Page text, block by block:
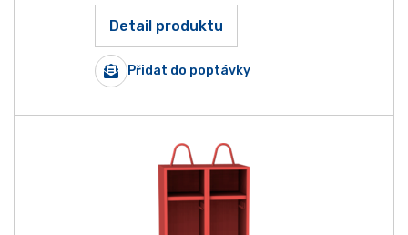
Detail produktu
Přidat do poptávky